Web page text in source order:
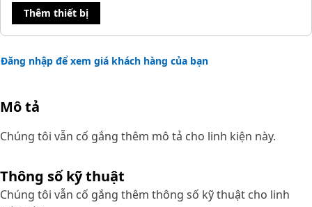
Thêm thiết bị
Đăng nhập để xem giá khách hàng của bạn
Mô tả
Chúng tôi vẫn cố gắng thêm mô tả cho linh kiện này.
Thông số kỹ thuật
Chúng tôi vẫn cố gắng thêm thông số kỹ thuật cho linh